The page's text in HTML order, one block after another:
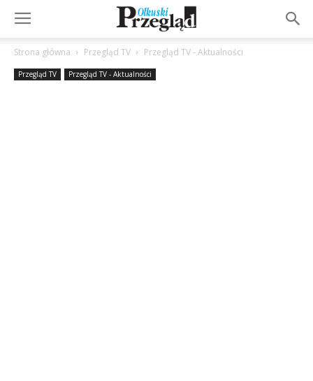
Strona główna Przegląd TV Przegląd TV - Aktualności
Przegląd TV Przegląd TV - Aktualności